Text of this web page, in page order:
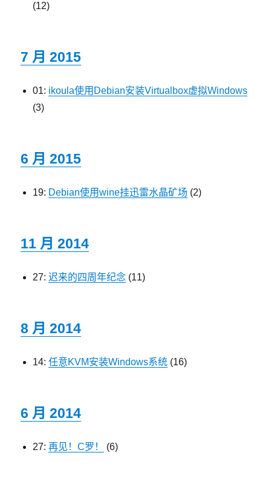
(12)
7 月 2015
01: ikoula使用Debian安装Virtualbox虚拟Windows
(3)
6 月 2015
19: Debian使用wine挂迅雷水晶矿场 (2)
11 月 2014
27: 迟来的四周年纪念 (11)
8 月 2014
14: 任意KVM安装Windows系统 (16)
6 月 2014
27: 再见！C罗！ (6)